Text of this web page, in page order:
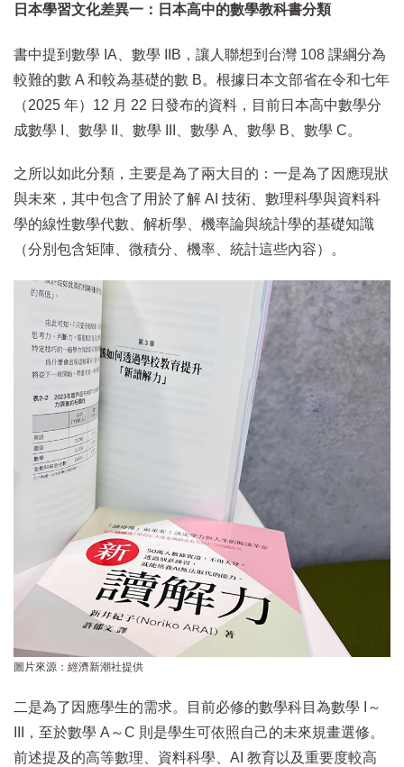
日本學習文化差異一：日本高中的數學教科書分類
書中提到數學 IA、數學 IIB，讓人聯想到台灣 108 課綱分為
較難的數 A 和較為基礎的數 B。根據日本文部省在令和七年
（2025 年）12 月 22 日發布的資料，目前日本高中數學分
成數學 I、數學 II、數學 III、數學 A、數學 B、數學 C。
之所以如此分類，主要是為了兩大目的：一是為了因應現狀
與未來，其中包含了用於了解 AI 技術、數理科學與資料科
學的線性數學代數、解析學、機率論與統計學的基礎知識
（分別包含矩陣、微積分、機率、統計這些內容）。
圖片來源：經濟新潮社提供
二是為了因應學生的需求。目前必修的數學科目為數學 I～
III，至於數學 A～C 則是學生可依照自己的未來規畫選修。
前述提及的高等數理、資料科學、AI 教育以及重要度較高